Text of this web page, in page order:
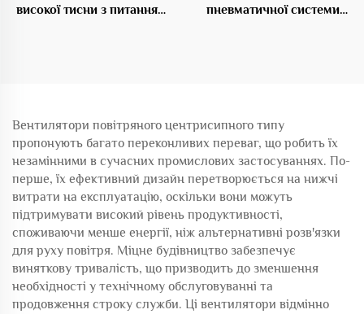
високої тисни з питанням
пневматичної системи
Вентилятори повітряного центрисипного типу
пропонують багато переконливих переваг, що робить їх
незамінними в сучасних промислових застосуваннях. По-
перше, їх ефективний дизайн перетворюється на нижчі
витрати на експлуатацію, оскільки вони можуть
підтримувати високий рівень продуктивності,
споживаючи менше енергії, ніж альтернативні розв'язки
для руху повітря. Міцне будівництво забезпечує
виняткову тривалість, що призводить до зменшення
необхідності у технічному обслуговуванні та
продовження строку служби. Ці вентилятори відмінно